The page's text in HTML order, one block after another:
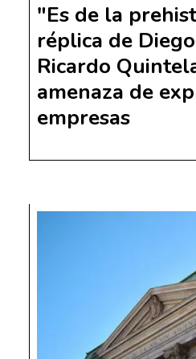
"Es de la
réplica de
Ricardo
amenaza de
empresas